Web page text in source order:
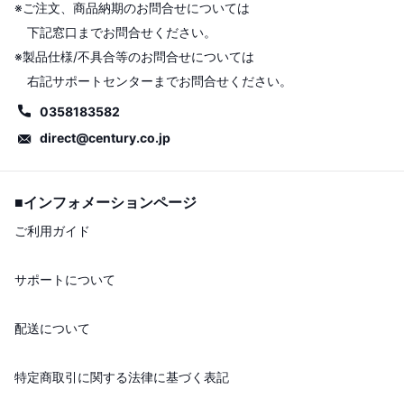
※ご注文、商品納期のお問合せについては
下記窓口までお問合せください。
※製品仕様/不具合等のお問合せについては
右記サポートセンターまでお問合せください。
0358183582
direct@century.co.jp
■インフォメーションページ
ご利用ガイド
サポートについて
配送について
特定商取引に関する法律に基づく表記